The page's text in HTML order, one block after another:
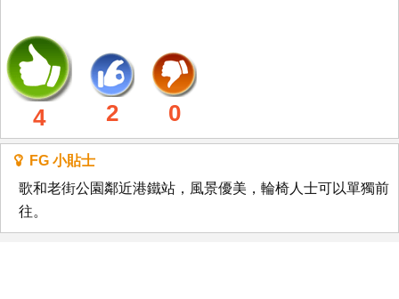
4 2 0
FG 小貼士
歌和老街公園鄰近港鐵站，風景優美，輪椅人士可以單獨前
往。